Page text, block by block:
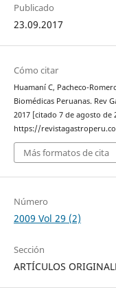
Publicado
23.09.2017
Cómo citar
Huamaní C, Pacheco-
Biomédicas Peruanas. Rev
2017 [citado 7 de agosto de
https://
Más formatos de cita
Número
2009 Vol 29 (2)
Sección
ARTÍCULOS